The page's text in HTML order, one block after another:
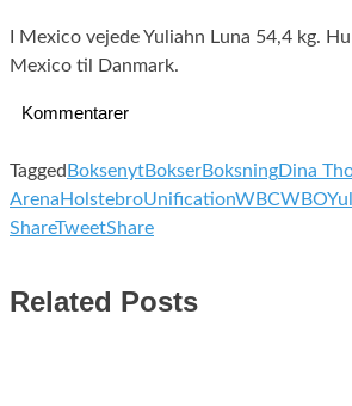
I Mexico vejede Yuliahn Luna 54,4 kg.
Mexico til Danmark.
Kommentarer
Tagged BoksenytBokserBoksningDina
Arena HolstebroUnificationWBCWBO
ShareTweetShare
Related Posts